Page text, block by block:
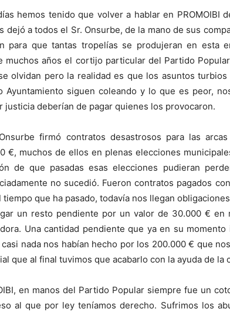
hemos tenido que volver a hablar en PROMOIBI
dejó a todos el Sr. Onsurbe, de la mano de sus
para que tantas tropelías se produjeran en esta
muchos años el cortijo particular del Partido
olvidan pero la realidad es que los asuntos
Ayuntamiento siguen coleando y lo que es peor,
justicia deberían de pagar quienes los provocaron.
firmó contratos desastrosos para las
€, muchos de ellos en plenas elecciones
de que pasadas esas elecciones pudieran
no sucedió. Fueron contratos pagados
tiempo que ha pasado, todavía nos llegan
un resto pendiente por un valor de 30.000 € en
Una cantidad pendiente que ya en su
nada nos habían hecho por los 200.000 € que
que al final tuvimos que acabarlo con la ayuda de la
en manos del Partido Popular siempre fue un
al que por ley teníamos derecho. Sufrimos los